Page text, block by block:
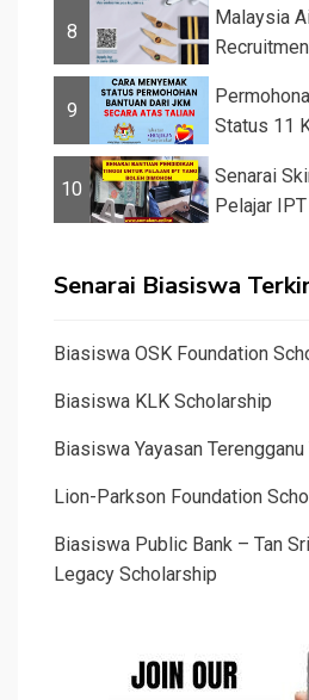
8
Malaysia
9
Status 11
10
Senarai
Pelajar
Senarai Biasiswa
Biasiswa OSK Foundation
Biasiswa KLK Scholarship
Biasiswa Yayasan Terengganu
Lion-Parkson Foundation
Biasiswa Public Bank – Tan
Legacy Scholarship